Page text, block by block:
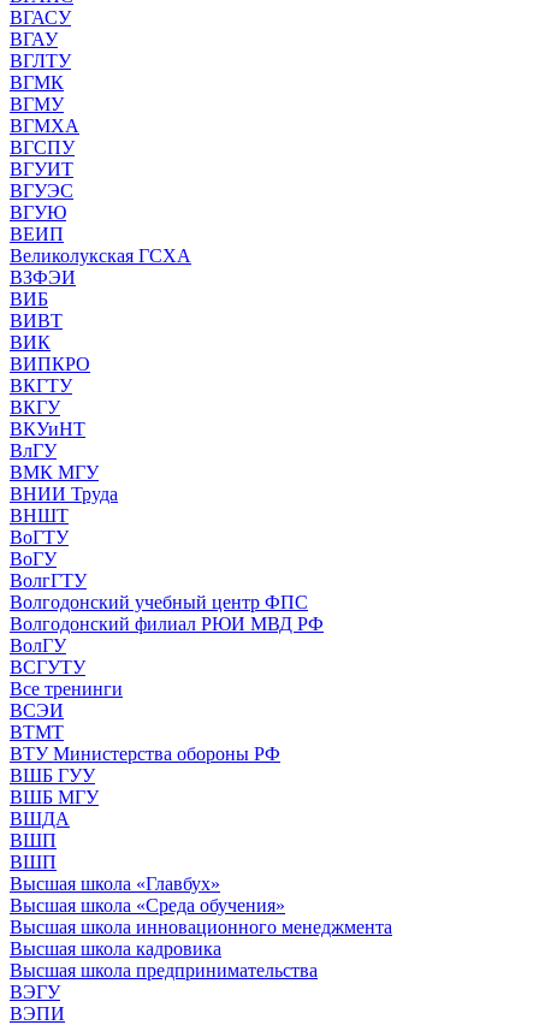
ВГАСУ
ВГАУ
ВГЛТУ
ВГМК
ВГМУ
ВГМХА
ВГСПУ
ВГУИТ
ВГУЭС
ВГУЮ
ВЕИП
Великолукская ГСХА
ВЗФЭИ
ВИБ
ВИВТ
ВИК
ВИПКРО
ВКГТУ
ВКГУ
ВКУиНТ
ВлГУ
ВМК МГУ
ВНИИ Труда
ВНШТ
ВоГТУ
ВоГУ
ВолгГТУ
Волгодонский учебный центр ФПС
Волгодонский филиал РЮИ МВД РФ
ВолГУ
ВСГУТУ
Все тренинги
ВСЭИ
ВТМТ
ВТУ Министерства обороны РФ
ВШБ ГУУ
ВШБ МГУ
ВШДА
ВШП
ВШП
Высшая школа «Главбух»
Высшая школа «Среда обучения»
Высшая школа инновационного менеджмента
Высшая школа кадровика
Высшая школа предпринимательства
ВЭГУ
ВЭПИ